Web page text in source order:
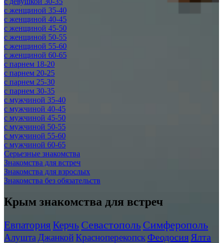
c женщиной 35-40
c женщиной 40-45
c женщиной 45-50
c женщиной 50-55
c женщиной 55-60
c женщиной 60-65
c парнем 18-20
c парнем 20-25
c парнем 25-30
c парнем 30-35
c мужчиной 35-40
c мужчиной 40-45
c мужчиной 45-50
c мужчиной 50-55
c мужчиной 55-60
c мужчиной 60-65
Серьезные знакомства
Знакомства для встреч
Знакомства для взрослых
Знакомства без обязательств
Крым знакомства для встреч
Евпатория Керчь Севастополь Симферополь
Алушта ДжанкойКрасноперекопск Феодосия Ялта